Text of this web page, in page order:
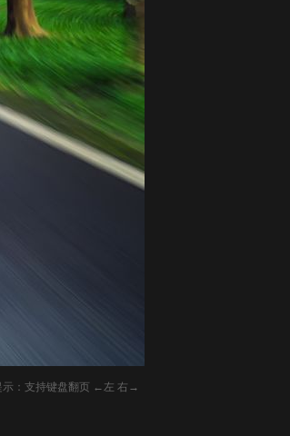
示：支持键盘翻页 ←左 右→